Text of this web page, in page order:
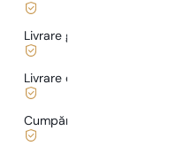
Livrare gratuită de la
Livrare de la
Cumpărături și plăți sigure